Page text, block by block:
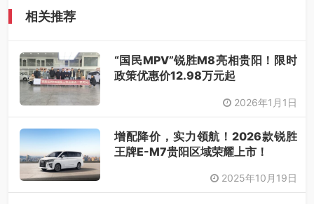
相关推荐
“国民MPV”锐胜M8亮相贵阳！限时
政策优惠价12.98万元起
2026年1月1日
增配降价，实力领航！2026款锐胜
王牌E-M7贵阳区域荣耀上市！
2025年10月19日